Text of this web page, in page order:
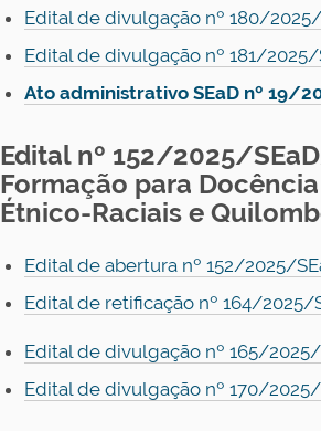
Edital de divulgação nº 180/
Edital de divulgação nº 181/
Ato administrativo SEaD nº 19/
Edital nº 152/2025/
Formação para
Étnico-Raciais e
Edital de abertura nº 152/2025/
Edital de retificação nº 164/
Edital de divulgação nº 165/
Edital de divulgação nº 170/